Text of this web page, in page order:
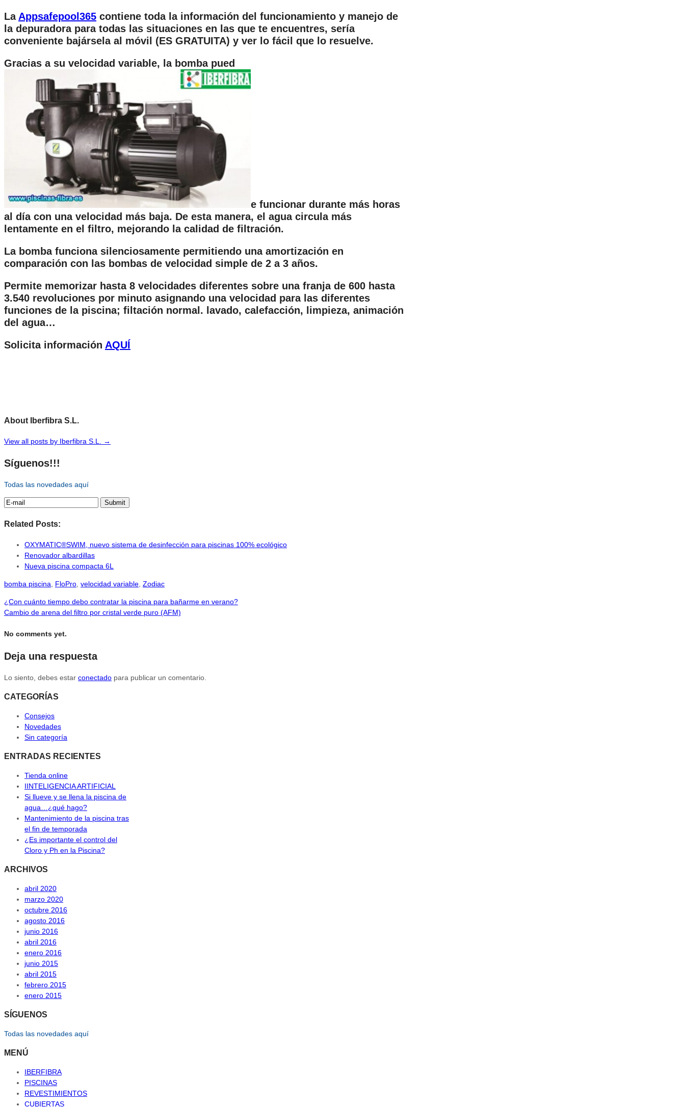
La Appsafepool365 contiene toda la información del funcionamiento y manejo de
la depuradora para todas las situaciones en las que te encuentres, sería
conveniente bajársela al móvil (ES GRATUITA) y ver lo fácil que lo resuelve.
Gracias a su velocidad variable, la bomba pued
e funcionar durante más horas
al día con una velocidad más baja. De esta manera, el agua circula más
lentamente en el filtro, mejorando la calidad de filtración.
La bomba funciona silenciosamente permitiendo una amortización en
comparación con las bombas de velocidad simple de 2 a 3 años.
Permite memorizar hasta 8 velocidades diferentes sobre una franja de 600 hasta
3.540 revoluciones por minuto asignando una velocidad para las diferentes
funciones de la piscina; filtación normal. lavado, calefacción, limpieza, animación
del agua…
Solicita información AQUÍ
About Iberfibra S.L.
View all posts by Iberfibra S.L. →
Síguenos!!!
Todas las novedades aquí
Related Posts:
OXYMATIC®SWIM, nuevo sistema de desinfección para piscinas 100% ecológico
Renovador albardillas
Nueva piscina compacta 6L
bomba piscina FloPro velocidad variable Zodiac
¿Con cuánto tiempo debo contratar la piscina para bañarme en verano?
Cambio de arena del filtro por cristal verde puro (AFM)
No comments yet.
Deja una respuesta
Lo siento, debes estar conectado para publicar un comentario.
CATEGORÍAS
Consejos
Novedades
Sin categoría
ENTRADAS RECIENTES
Tienda online
IINTELIGENCIA ARTIFICIAL
Si llueve y se llena la piscina de
agua…¿qué hago?
Mantenimiento de la piscina tras
el fin de temporada
¿Es importante el control del
Cloro y Ph en la Piscina?
ARCHIVOS
abril 2020
marzo 2020
octubre 2016
agosto 2016
junio 2016
abril 2016
enero 2016
junio 2015
abril 2015
febrero 2015
enero 2015
SÍGUENOS
Todas las novedades aquí
MENÚ
IBERFIBRA
PISCINAS
REVESTIMIENTOS
CUBIERTAS